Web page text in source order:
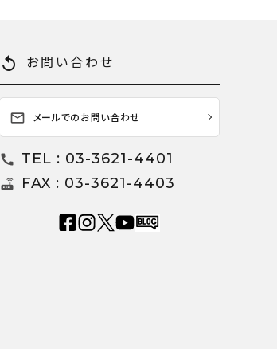
replay お問い合わせ
mail_outline メールでのお問い合わせ
call TEL : 03-3621-4401
router FAX : 03-3621-4403